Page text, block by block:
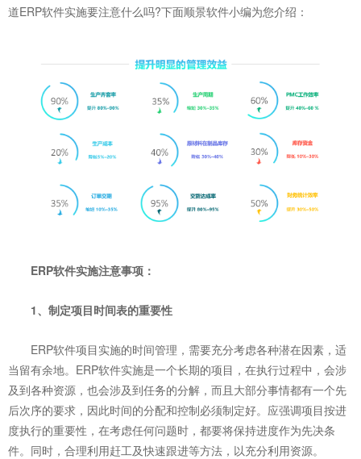
道ERP软件实施要注意什么吗?下面顺景软件小编为您介绍：
ERP软件实施注意事项：
1、制定项目时间表的重要性
ERP软件项目实施的时间管理，需要充分考虑各种潜在因素，适
当留有余地。ERP软件实施是一个长期的项目，在执行过程中，会涉
及到各种资源，也会涉及到任务的分解，而且大部分事情都有一个先
后次序的要求，因此时间的分配和控制必须制定好。应强调项目按进
度执行的重要性，在考虑任何问题时，都要将保持进度作为先决条
件。同时，合理利用赶工及快速跟进等方法，以充分利用资源。